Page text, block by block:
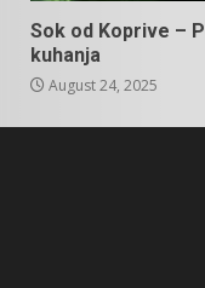
Sok od Koprive –
kuhanja
August 24, 2025